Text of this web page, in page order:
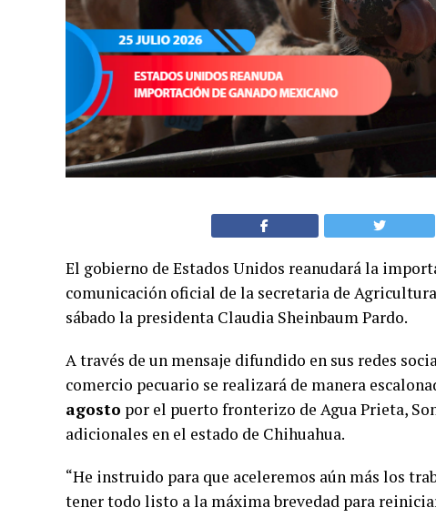
El gobierno de Estados Unidos reanudará la
comunicación oficial de la secretaria de
sábado la presidenta Claudia Sheinbaum Pardo.
A través de un mensaje difundido en sus redes
comercio pecuario se realizará de manera
agosto por el puerto fronterizo de Agua Prieta,
adicionales en el estado de Chihuahua.
“He instruido para que aceleremos aún más los
tener todo listo a la máxima brevedad para